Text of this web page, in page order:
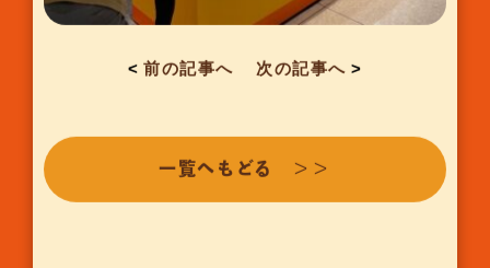
<前の記事へ 次の記事へ >
一覧へもどる ＞＞